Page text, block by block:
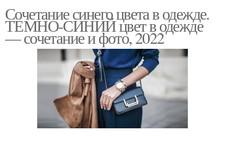
Красный в одежде Выгодные сочетания
Стильные сочетания Сочетание в интерьере
Естественные
сочетания
Сочетание синего цвета в одежде.
ТЕМНО-СИНИЙ цвет в одежде
— сочетание и фото, 2022